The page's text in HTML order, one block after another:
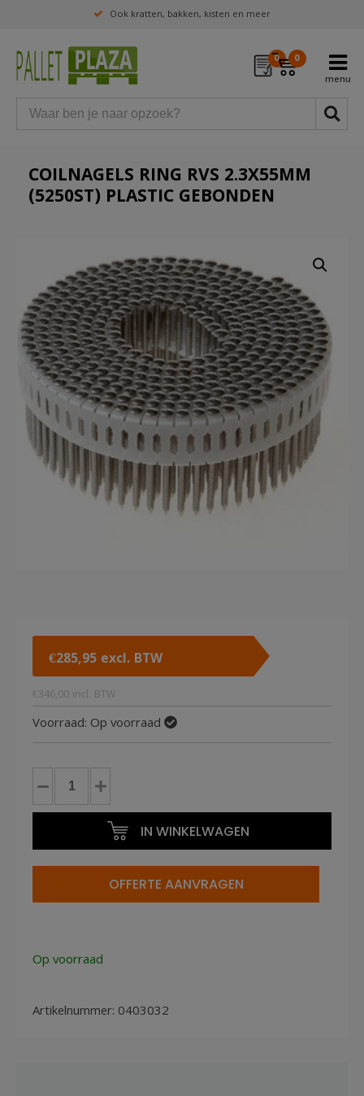
Ook kratten, bakken, kisten en meer
0 0
COILNAGELS RING RVS 2.3X55MM
(5250ST) PLASTIC GEBONDEN
€285,95 excl. BTW
€ 346,00 incl. BTW
Voorraad: Op voorraad
Coilnagels
RVS
(5250st)
IN WINKELWAGEN
OFFERTE AANVRAGEN
Op voorraad
Artikelnummer: 0403032